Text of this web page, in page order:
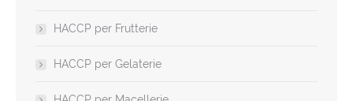
HACCP per Frutterie
HACCP per Gelaterie